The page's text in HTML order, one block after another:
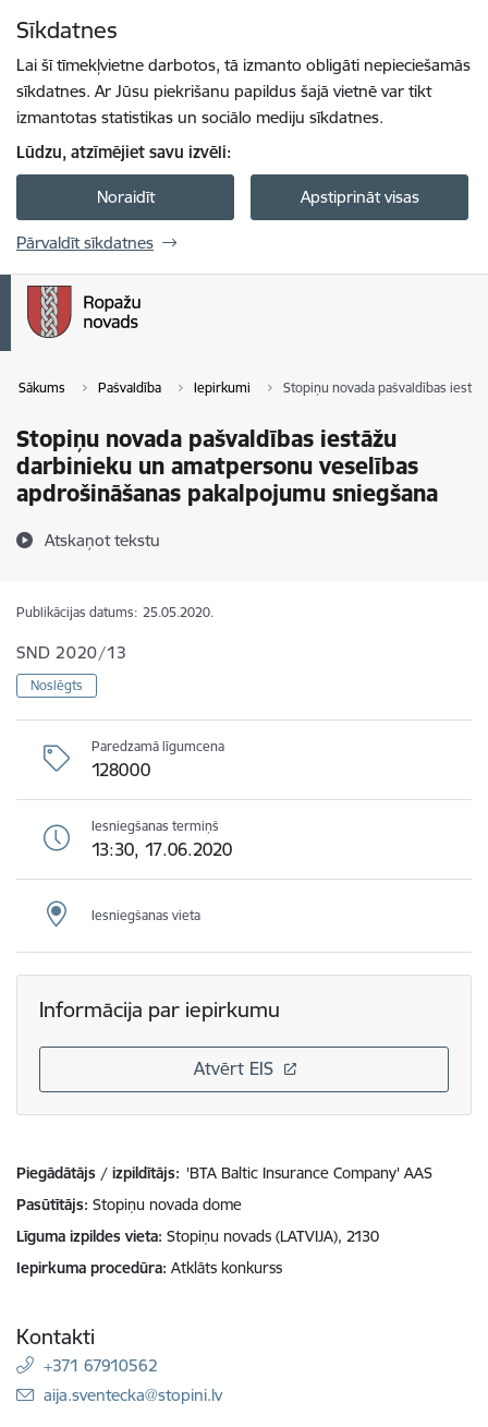
Sīkdatnes
Lai šī tīmekļvietne darbotos, tā izmanto obligāti nepieciešamās
sīkdatnes. Ar Jūsu piekrišanu papildus šajā vietnē var tikt
izmantotas statistikas un sociālo mediju sīkdatnes.
Lūdzu, atzīmējiet savu izvēli:
Noraidīt Apstiprināt visas
Pārvaldīt sīkdatnes
Sākums Pašvaldība Iepirkumi Stopiņu novada pašvaldības
Stopiņu novada pašvaldības iestāžu
darbinieku un amatpersonu veselības
apdrošināšanas pakalpojumu sniegšana
Atskaņot tekstu
Publikācijas datums: 25.05.2020.
SND 2020/13
Noslēgts
Paredzamā līgumcena
128000
Iesniegšanas termiņš
13:30, 17.06.2020
Iesniegšanas vieta
Informācija par iepirkumu
Atvērt EIS
Piegādātājs / izpildītājs: 'BTA Baltic Insurance Company' AAS
Pasūtītājs Stopiņu novada dome
Līguma izpildes vieta Stopiņu novads (LATVIJA), 2130
Iepirkuma procedūra Atklāts konkurss
Kontakti
+371 67910562
E-pasts:
aija.sventecka@stopini.lv